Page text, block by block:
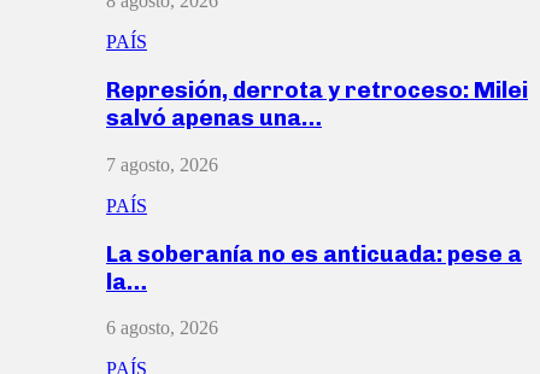
PAÍS
Represión, derrota y retroceso: Milei
salvó apenas una…
7 agosto, 2026
PAÍS
La soberanía no es anticuada: pese a
la…
6 agosto, 2026
PAÍS